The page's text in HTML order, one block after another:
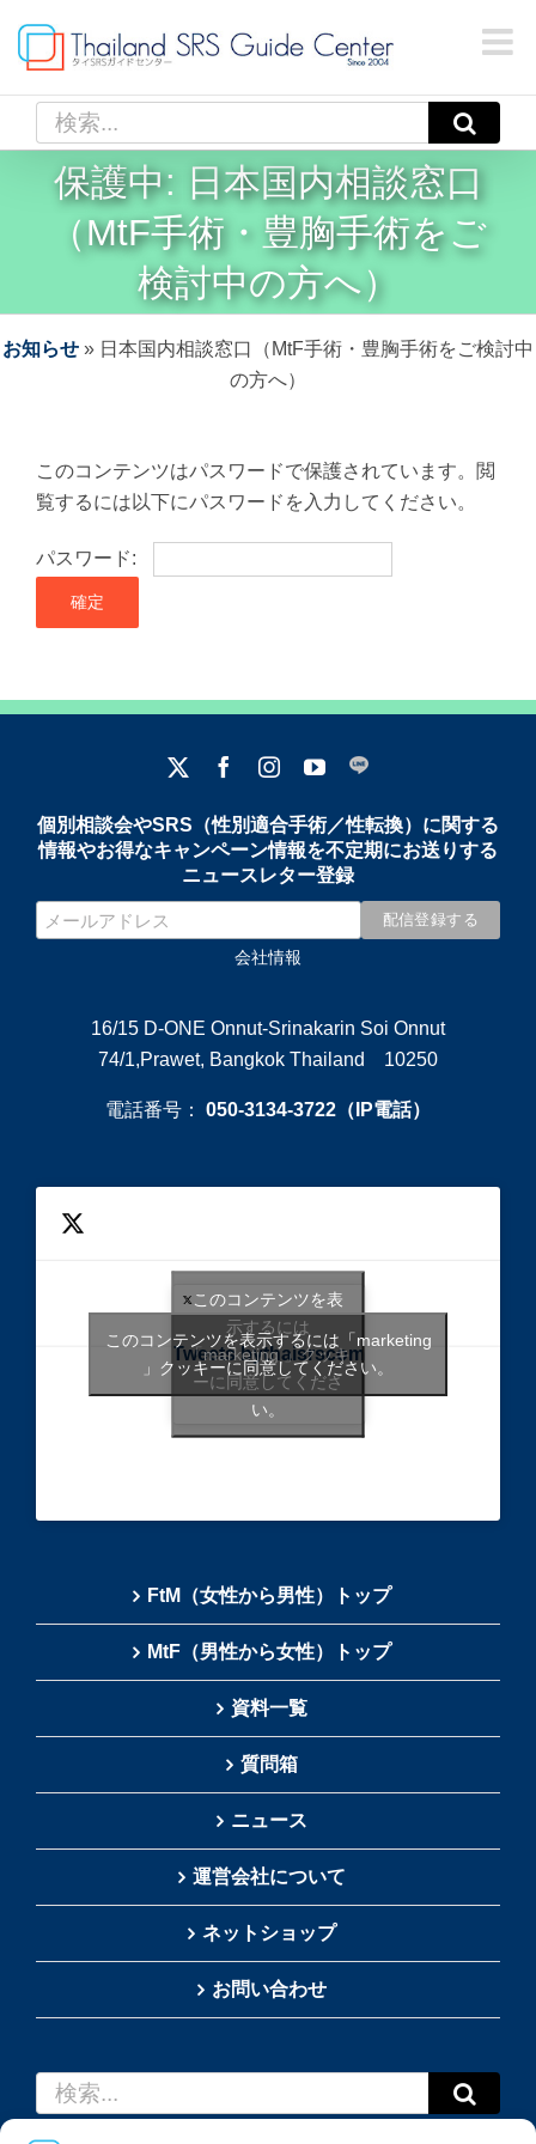
content
索
保護中: 日本国内相談窓口
（MtF手術・豊胸手術をご
検討中の方へ）
お知らせ » 日本国内相談窓口（MtF手術・豊胸手術をご検討中
の方へ）
このコンテンツはパスワードで保護されています。閲
覧するには以下にパスワードを入力してください。
パスワード:
個別相談会やSRS（性別適合手術／性転換）に関する
情報やお得なキャンペーン情報を不定期にお送りする
ニュースレター登録
会社情報
16/15 D-ONE Onnut-Srinakarin Soi Onnut
74/1,Prawet, Bangkok Thailand 10250
電話番号： 050-3134-3722（IP電話）
Tweets bythaisrscom
このコンテンツを表
示するには
「marketing 」クッキ
ーに同意してくださ
い。
このコンテンツを表示するには「marketing
」クッキーに同意してください。
FtM（女性から男性）トップ
MtF（男性から女性）トップ
資料一覧
質問箱
ニュース
運営会社について
ネットショップ
お問い合わせ
索